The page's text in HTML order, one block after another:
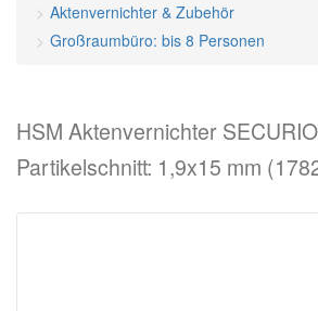
Aktenvernichter & Zubehör
Großraumbüro: bis 8 Personen
HSM Aktenvernichter
Partikelschnitt: 1,9x15 mm